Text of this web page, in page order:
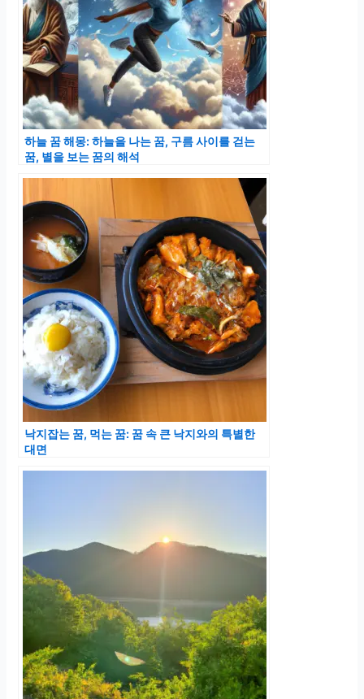
하늘 꿈 해몽: 하늘을 나는 꿈, 구름 사이를 걷는
꿈, 별을 보는 꿈의 해석
낙지잡는 꿈, 먹는 꿈: 꿈 속 큰 낙지와의 특별한
대면